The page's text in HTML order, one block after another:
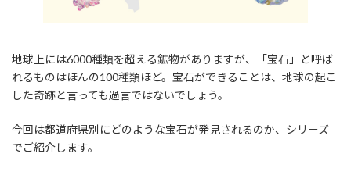
地球上には6000種類を超える鉱物がありますが、「宝石」と呼ば
れるものはほんの100種類ほど。宝石ができることは、地球の起こ
した奇跡と言っても過言ではないでしょう。
今回は都道府県別にどのような宝石が発見されるのか、シリーズ
でご紹介します。